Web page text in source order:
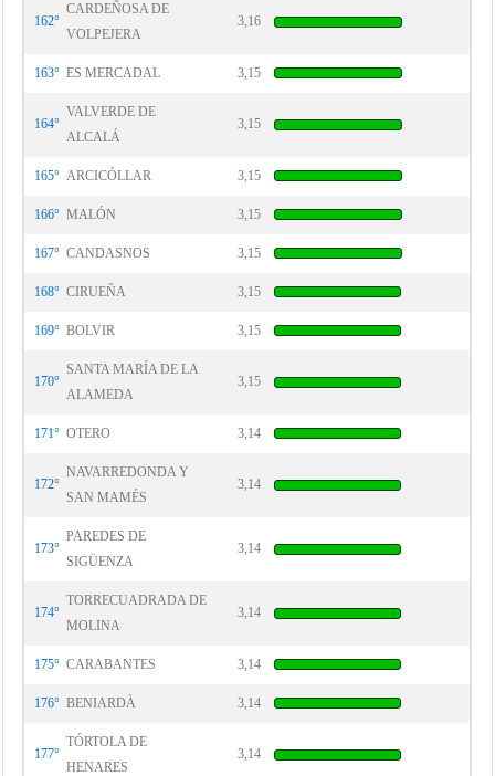
162°
CARDEÑOSA DE
VOLPEJERA
3,16
163° ES MERCADAL 3,15
164°
VALVERDE DE
ALCALÁ
3,15
165° ARCICÓLLAR 3,15
166° MALÓN 3,15
167° CANDASNOS 3,15
168° CIRUEÑA 3,15
169° BOLVIR 3,15
170°
SANTA MARÍA DE LA
ALAMEDA
3,15
171° OTERO 3,14
172°
NAVARREDONDA Y
SAN MAMÉS
3,14
173°
PAREDES DE
SIGÜENZA
3,14
174°
TORRECUADRADA DE
MOLINA
3,14
175° CARABANTES 3,14
176° BENIARDÀ 3,14
177°
TÓRTOLA DE
HENARES
3,14